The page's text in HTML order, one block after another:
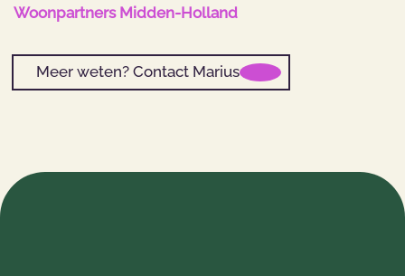
Woonpartners Midden-Holland
Meer weten? Contact Marius